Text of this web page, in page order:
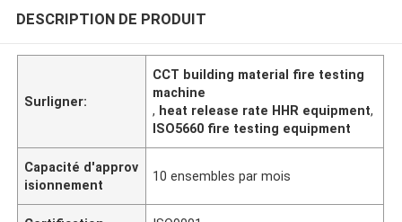
DESCRIPTION DE PRODUIT
Surligner:
CCT building material fire testing
machine
, heat release rate HHR equipment,
ISO5660 fire testing equipment
Capacité d'approv
isionnement
10 ensembles par mois